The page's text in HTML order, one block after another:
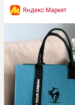
Яндекс Маркет